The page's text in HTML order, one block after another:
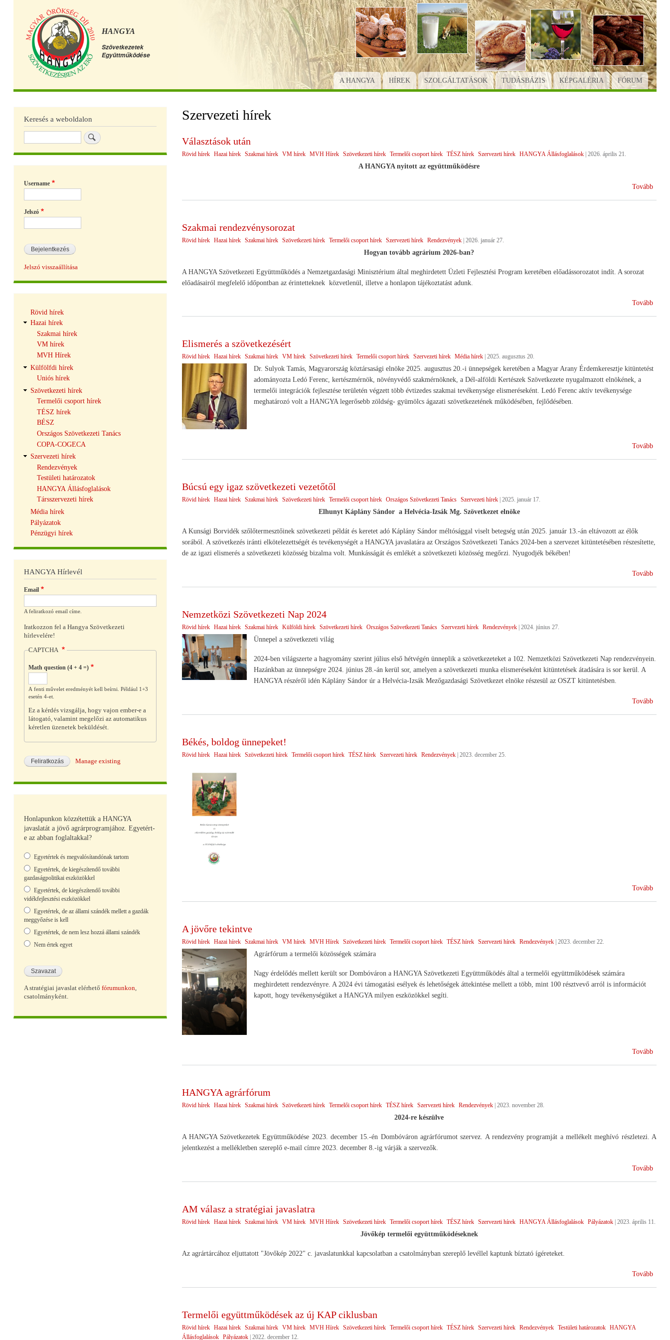
Ugrás
a
tartalomra
HANGYA
Szövetkezetek
Együttműködése
Főmenü
A HANGYA HÍREK SZOLGÁLTATÁSOK TUDÁSBÁZIS KÉPGALÉRIA FÓRUM
Szervezeti hírek
Választások után
Rövid hírek Hazai hírek Szakmai hírek VM hírek MVH Hírek Szövetkezeti hírek Termelői csoport hírek TÉSZ hírek Szervezeti hírek HANGYA Állásfoglalások 2026. április 21.
A HANGYA nyitott az együttműködésre
Tovább
Szakmai rendezvénysorozat
Rövid hírek Hazai hírek Szakmai hírek Szövetkezeti hírek Termelői csoport hírek Szervezeti hírek Rendezvények | 2026. január 27.
Hogyan tovább agrárium 2026-ban?
A HANGYA Szövetkezeti Együttműködés a Nemzetgazdasági Minisztérium által meghirdetett Üzleti Fejlesztési Program keretében előadássorozatot indít. A sorozat
előadásairól megfelelő időpontban az érintetteknek közvetlenül, illetve a honlapon tájékoztatást adunk.
Tovább
Elismerés a szövetkezésért
Rövid hírek Hazai hírek Szakmai hírek VM hírek Szövetkezeti hírek Termelői csoport hírek Szervezeti hírek Média hírek 2025. augusztus 20.
Dr. Sulyok Tamás, Magyarország köztársasági elnöke 2025. augusztus 20.-i ünnepségek keretében a Magyar Arany Érdemkeresztje kitüntetést
adományozta Ledó Ferenc, kertészmérnök, növényvédő szakmérnöknek, a Dél-alföldi Kertészek Szövetkezete nyugalmazott elnökének, a
termelői integrációk fejlesztése területén végzett több évtizedes szakmai tevékenysége elismeréseként. Ledó Ferenc aktív tevékenysége
meghatározó volt a HANGYA legerősebb zöldség- gyümölcs ágazati szövetkezetének működésében, fejlődésében.
Tovább
Búcsú egy igaz szövetkezeti vezetőtől
Rövid hírek Hazai hírek Szakmai hírek Szövetkezeti hírek Termelői csoport hírek Országos Szövetkezeti Tanács Szervezeti hírek 2025. január 17.
Elhunyt Káplány Sándor a Helvécia-Izsák Mg. Szövetkezet elnöke
A Kunsági Borvidék szőlőtermesztőinek szövetkezeti példát és keretet adó Káplány Sándor méltósággal viselt betegség után 2025. január 13.-án eltávozott az élők
sorából. A szövetkezés iránti elkötelezettségét és tevékenységét a HANGYA javaslatára az Országos Szövetkezeti Tanács 2024-ben a szervezet kitüntetésében részesítette,
de az igazi elismerés a szövetkezeti közösség bizalma volt. Munkásságát és emlékét a szövetkezeti közösség megőrzi. Nyugodjék békében!
Tovább
Nemzetközi Szövetkezeti Nap 2024
Rövid hírek Hazai hírek Szakmai hírek Külföldi hírek Szövetkezeti hírek Országos Szövetkezeti Tanács Szervezeti hírek Rendezvények 2024. június 27.
Ünnepel a szövetkezeti világ
2024-ben világszerte a hagyomány szerint július első hétvégén ünneplik a szövetkezeteket a 102. Nemzetközi Szövetkezeti Nap rendezvényein.
Hazánkban az ünnepségre 2024. június 28.-án kerül sor, amelyen a szövetkezeti munka elismeréseként kitüntetések átadására is sor kerül. A
HANGYA részéről idén Káplány Sándor úr a Helvécia-Izsák Mezőgazdasági Szövetkezet elnöke részesül az OSZT kitüntetésben.
Tovább
Békés, boldog ünnepeket!
Rövid hírek Hazai hírek Szövetkezeti hírek Termelői csoport hírek TÉSZ hírek Szervezeti hírek Rendezvények | 2023. december 25.
Tovább
A jövőre tekintve
Rövid hírek Hazai hírek Szakmai hírek VM hírek MVH Hírek Szövetkezeti hírek Termelői csoport hírek TÉSZ hírek Szervezeti hírek Rendezvények 2023. december 22.
Agrárfórum a termelői közösségek számára
Nagy érdelődés mellett került sor Dombóváron a HANGYA Szövetkezeti Együttműködés által a termelői együttműködések számára
meghirdetett rendezvényre. A 2024 évi támogatási esélyek és lehetőségek áttekintése mellett a több, mint 100 résztvevő arról is információt
kapott, hogy tevékenységüket a HANGYA milyen eszközökkel segíti.
Tovább
HANGYA agrárfórum
Rövid hírek Hazai hírek Szakmai hírek Szövetkezeti hírek Termelői csoport hírek TÉSZ hírek Szervezeti hírek Rendezvények 2023. november 28.
2024-re készülve
A HANGYA Szövetkezetek Együttműködése 2023. december 15.-én Dombóváron agrárfórumot szervez. A rendezvény programját a mellékelt meghívó részletezi. A
jelentkezést a mellékletben szereplő e-mail címre 2023. december 8.-ig várják a szervezők.
Tovább
AM válasz a stratégiai javaslatra
Rövid hírek Hazai hírek Szakmai hírek VM hírek MVH Hírek Szövetkezeti hírek Termelői csoport hírek TÉSZ hírek Szervezeti hírek HANGYA Állásfoglalások Pályázatok 2023. április 11.
Jövőkép termelői együttműködéseknek
Az agrártárcához eljuttatott "Jövőkép 2022" c. javaslatunkkal kapcsolatban a csatolmányban szereplő levéllel kaptunk bíztató ígéreteket.
Tovább
Termelői együttműködések az új KAP ciklusban
Rövid hírek Hazai hírek Szakmai hírek VM hírek MVH Hírek Szövetkezeti hírek Termelői csoport hírek TÉSZ hírek Szervezeti hírek Rendezvények Testületi határozatok
HANGYA
Állásfoglalások
Pályázatok | 2022. december 12.
Keresés a weboldalon
Username
Jelszó
Jelszó visszaállítása
navigáció
Rövid hírek
Hazai hírek
Szakmai hírek
VM hírek
MVH Hírek
Külfölfdi hírek
Uniós hírek
Szövetkezeti hírek
Termelői csoport hírek
TÉSZ hírek
BÉSZ
Országos Szövetkezeti Tanács
COPA-COGECA
Szervezeti hírek
Rendezvények
Testületi határozatok
HANGYA Állásfoglalások
Társszervezeti hírek
Média hírek
Pályázatok
Pénzügyi hírek
HANGYA Hírlevél
Email
A feliratkozó email címe.
Iratkozzon fel a Hangya Szövetkezeti
hírlevelére!
CAPTCHA
Math question (4 + 4 =)
A fenti művelet eredményét kell beírni. Például 1+3
esetén 4-et.
Ez a kérdés vizsgálja, hogy vajon ember-e a
látogató, valamint megelőzi az automatikus
kéretlen üzenetek beküldését.
Manage existing
Honlapunkon közzétettük a HANGYA
javaslatát a jövő agrárprogramjához. Egyetért-
e az abban foglaltakkal?
Választások
Egyetértek és megvalósítandónak tartom
Egyetértek, de kiegészítendő további
gazdaságpolitikai eszközökkel
Egyetértek, de kiegészítendő további
vidékfejlesztési eszközökkel
Egyetértek, de az állami szándék mellett a gazdák
meggyőzése is kell
Egyetértek, de nem lesz hozzá állami szándék
Nem értek egyet
A stratégiai javaslat elérhető fórumunkon
csatolmányként.